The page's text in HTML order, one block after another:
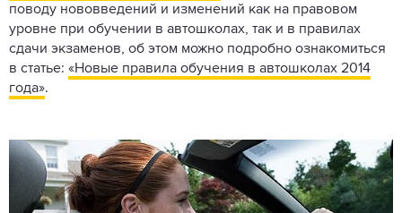
поводу нововведений и изменений как на правовом
уровне при обучении в автошколах, так и в правилах
сдачи экзаменов, об этом можно подробно ознакомиться
в статье: «Новые правила обучения в автошколах 2014
года».